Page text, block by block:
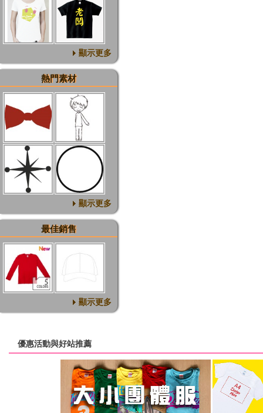
顯示更多
熱門素材
顯示更多
最佳銷售
顯示更多
優惠活動與好站推薦